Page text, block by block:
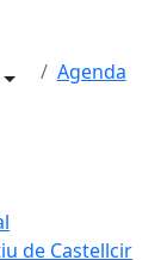
Agenda
de Castellcir